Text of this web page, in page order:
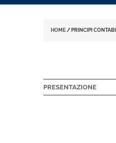
HOME / PRINCIPI
PRESENTAZIONE